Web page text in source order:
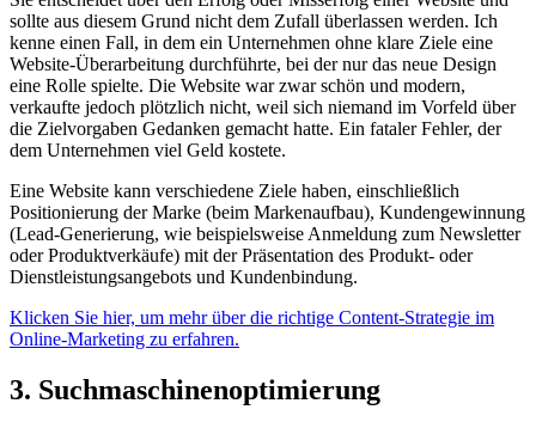
sollte aus diesem Grund nicht dem Zufall überlassen werden. Ich
kenne einen Fall, in dem ein Unternehmen ohne klare Ziele eine
Website-Überarbeitung durchführte, bei der nur das neue Design
eine Rolle spielte. Die Website war zwar schön und modern,
verkaufte jedoch plötzlich nicht, weil sich niemand im Vorfeld über
die Zielvorgaben Gedanken gemacht hatte. Ein fataler Fehler, der
dem Unternehmen viel Geld kostete.
Eine Website kann verschiedene Ziele haben, einschließlich
Positionierung der Marke (beim Markenaufbau), Kundengewinnung
(Lead-Generierung, wie beispielsweise Anmeldung zum Newsletter
oder Produktverkäufe) mit der Präsentation des Produkt- oder
Dienstleistungsangebots und Kundenbindung.
Klicken Sie hier, um mehr über die richtige Content-Strategie im
Online-Marketing zu erfahren.
3. Suchmaschinenoptimierung